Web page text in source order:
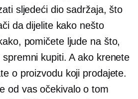
sljedeći dio sadržaja, što
da dijelite kako nešto
pomičete ljude na što,
kupiti. A ako krenete
o proizvodu koji prodajete.
od vas očekivalo o tom